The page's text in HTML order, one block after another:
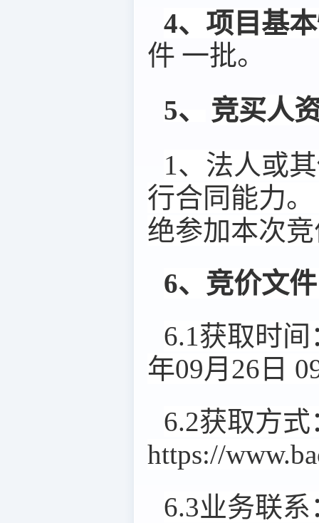
4、项目基
件 一批。
5、
竞买人
1、法人或
行合同能力
绝参加本次
6、竞价文
6.1获取时间
年09月26日
6.2获取方式
https://
6.3业务联系